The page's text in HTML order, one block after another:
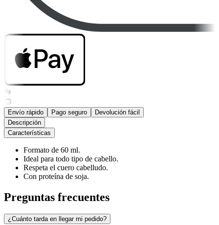
Envío rápido Pago seguro
Devolución fácil
Descripción
Características
Formato de 60 ml.
Ideal para todo tipo de cabello.
Respeta el cuero cabelludo.
Con proteína de soja.
Preguntas frecuentes
¿Cuánto tarda en llegar mi pedido?